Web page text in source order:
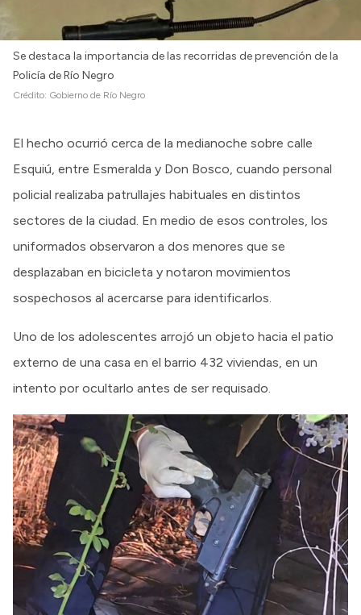
Se destaca la importancia de las recorridas de prevención de la
Policía de Río Negro
Crédito: Gobierno de Río Negro
El hecho ocurrió cerca de la medianoche sobre calle
Esquiú, entre Esmeralda y Don Bosco, cuando personal
policial realizaba patrullajes habituales en distintos
sectores de la ciudad. En medio de esos controles, los
uniformados observaron a dos menores que se
desplazaban en bicicleta y notaron movimientos
sospechosos al acercarse para identificarlos.
Uno de los adolescentes arrojó un objeto hacia el patio
externo de una casa en el barrio 432 viviendas, en un
intento por ocultarlo antes de ser requisado.